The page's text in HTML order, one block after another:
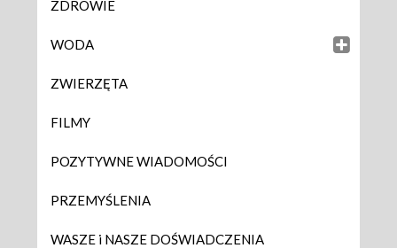
ZDROWIE
WODA
ZWIERZĘTA
FILMY
POZYTYWNE WIADOMOŚCI
PRZEMYŚLENIA
WASZE i NASZE DOŚWIADCZENIA